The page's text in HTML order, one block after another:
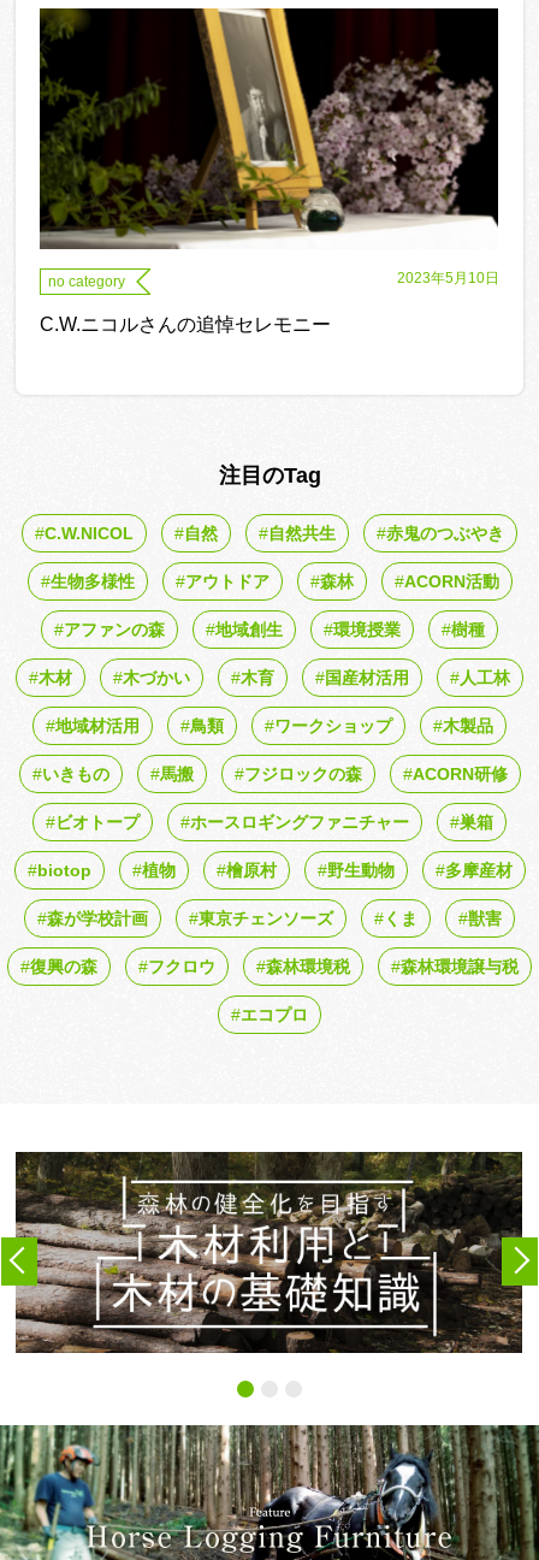
no category 2023年5月10日
C.W.ニコルさんの追悼セレモニー
注目のTag
C.W.NICOL 自然 自然共生 赤鬼のつぶやき
生物多様性 アウトドア 森林 ACORN活動
アファンの森 地域創生 環境授業 樹種
木材 木づかい 木育 国産材活用 人工林
地域材活用 鳥類 ワークショップ 木製品
いきもの 馬搬 フジロックの森 ACORN研修
ビオトープ ホースロギングファニチャー 巣箱
biotop 植物 檜原村 野生動物 多摩産材
森が学校計画 東京チェンソーズ くま 獣害
復興の森 フクロウ 森林環境税 森林環境譲与税
エコプロ